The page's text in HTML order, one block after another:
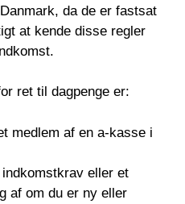
da de er fastsat
at kende disse regler
ret til dagpenge er:
medlem af en a-kasse i
eller et
af om du er ny eller